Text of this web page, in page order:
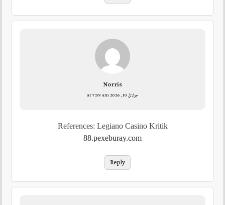
Norris
جولائ 10, 2026 at 7:59 am
References: Legiano Casino Kritik
88.pexeburay.com
Reply